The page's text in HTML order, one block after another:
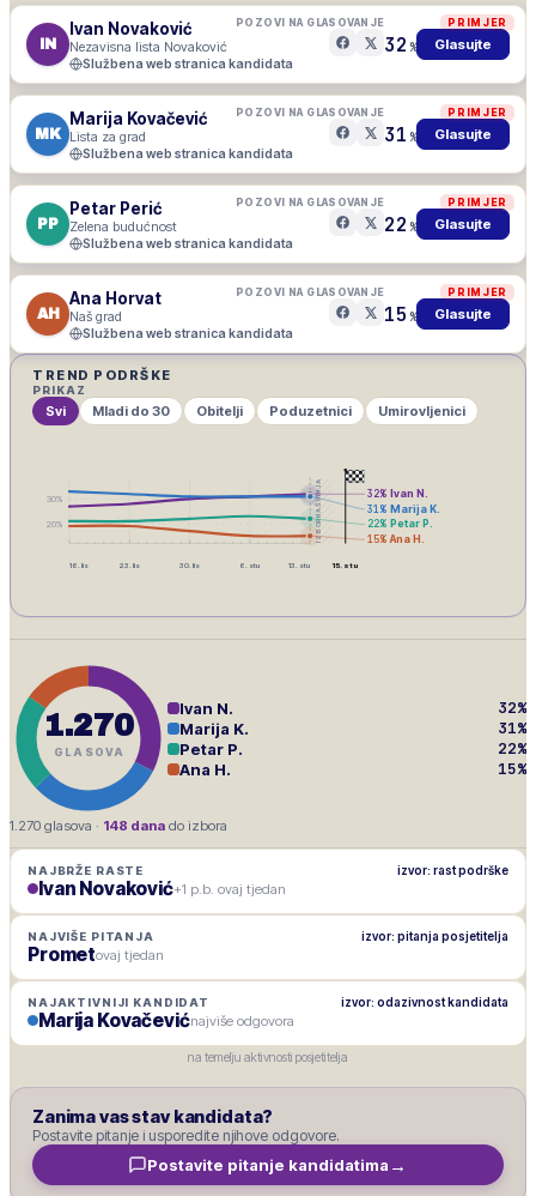
PRIMJER
IN
Ivan Novaković
Nezavisna lista Novaković
POZOVI NA GLASOVANJE
Službena web stranica kandidata
32 % Glasujte
PRIMJER
MK
Marija Kovačević
Lista za grad
POZOVI NA GLASOVANJE
Službena web stranica kandidata
31 % Glasujte
PRIMJER
PP
Petar Perić
Zelena budućnost
POZOVI NA GLASOVANJE
Službena web stranica kandidata
22 % Glasujte
PRIMJER
AH
Ana Horvat
Naš grad
POZOVI NA GLASOVANJE
Službena web stranica kandidata
15 % Glasujte
TREND PODRŠKE
PRIKAZ
Svi Mladi do 30 Obitelji Poduzetnici Umirovljenici
IZBORNA ŠUTNJA
20%
30% 32% Ivan N.
31% Marija K.
22% Petar P.
15% Ana H.
16. lis 23. lis 30. lis 6. stu 13. stu 15. stu
1.270
GLASOVA
Ivan N. 32%
Marija K. 31%
Petar P. 22%
Ana H. 15%
1.270 glasova · 148 dana do izbora
NAJBRŽE RASTE izvor: rast podrške
Ivan Novaković+1 p.b. ovaj tjedan
NAJVIŠE PITANJA izvor: pitanja posjetitelja
Prometovaj tjedan
NAJAKTIVNIJI KANDIDAT izvor: odazivnost kandidata
Marija Kovačevićnajviše odgovora
na temelju aktivnosti posjetitelja
Zanima vas stav kandidata?
Postavite pitanje i usporedite njihove odgovore.
Postavite pitanje kandidatima →